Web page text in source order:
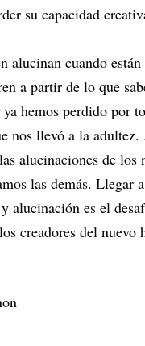
su capacidad
alucinan cuando
a partir de lo que
hemos perdido por
nos llevó a la
alucinaciones de los
las demás. Llegar
alucinación es el
creadores del nuevo